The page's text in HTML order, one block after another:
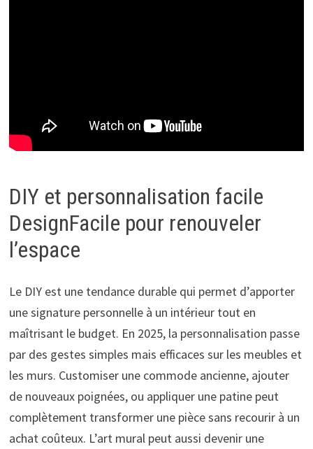
DIY et personnalisation facile
DesignFacile pour renouveler
l’espace
Le DIY est une tendance durable qui permet d’apporter
une signature personnelle à un intérieur tout en
maîtrisant le budget. En 2025, la personnalisation passe
par des gestes simples mais efficaces sur les meubles et
les murs. Customiser une commode ancienne, ajouter
de nouveaux poignées, ou appliquer une patine peut
complètement transformer une pièce sans recourir à un
achat coûteux. L’art mural peut aussi devenir une